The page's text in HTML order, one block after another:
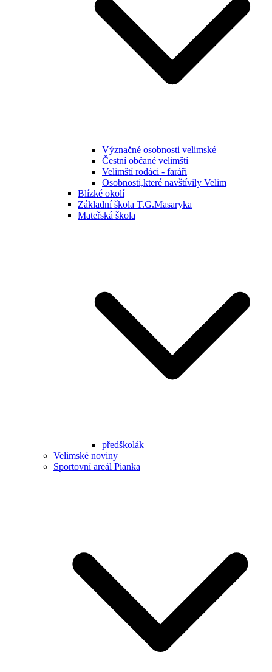
Význačné osobnosti velimské
Čestní občané velimští
Velimští rodáci - faráři
Osobnosti,které navštívily Velim
Blízké okolí
Základní škola T.G.Masaryka
Mateřská škola
předškolák
Velimské noviny
Sportovní areál Pianka